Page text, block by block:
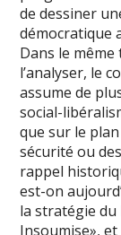
de dessiner
démocratique
Dans le
l’analyser, le
assume de
social-
que sur le
sécurité ou
rappel
est-on
la stratégie du
Insoumise»,